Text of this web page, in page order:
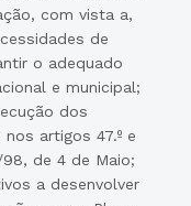
com vista a,
de
o adequado
e municipal;
dos
artigos 47.º e
98, de 4 de Maio;
a desenvolver